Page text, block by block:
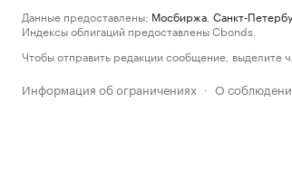
Данные предоставлены: Мосбиржа Санкт-
Индексы облигаций предоставлены Cbonds.
Чтобы отправить редакции сообщение, выделите
Информация об ограничениях · О